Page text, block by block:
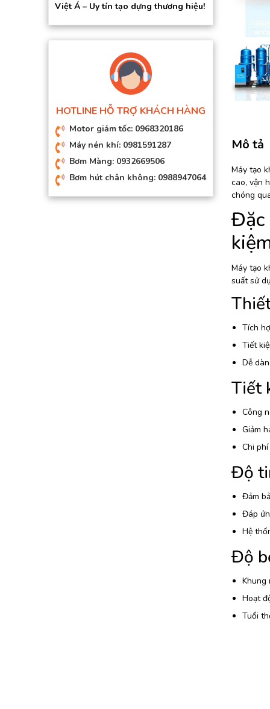
Việt Á – Uy tín tạo dựng thương hiệu!
HOTLINE HỖ TRỢ KHÁCH HÀNG
Motor giảm tốc: 0968320186
Máy nén khí: 0981591287
Bơm Màng: 0932669506
Bơm hút chân không: 0988947064
Mô tả
Máy tạo
cao, vận
chóng
Đặc
Máy tạo
suất sử
Tích
Tiết
Dễ
Tiết
Công
Giảm
Chi
Độ
Đảm
Đáp
Hệ
Độ
Khung
Hoạt
Tuổi